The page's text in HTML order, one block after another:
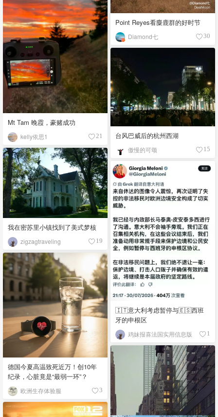
Point Reyes看麋鹿群的好时节
Diamond七 30
Mt Tam 晚霞，豪赌成功
kelly依思1 21 台风巴威后的杭州西湖
傲慢的可颂 15
我在密苏里小镇找到了美式梦核
zigzagtraveling 19
🇮🇹意大利考虑暂停与🇪🇸西班
牙的申根区
鸡妹报喜法国实用信息版 1
德国今夏高温致死近万！创10年
纪录，心脏竟是“最弱一环”？
欧洲生存体验服 3